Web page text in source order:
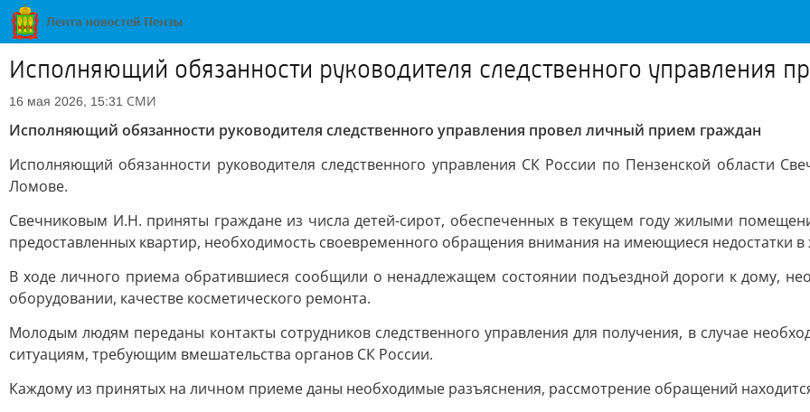
Исполняющий обязанности руководителя следственного управления
16 мая 2026, 15:31 СМИ
Исполняющий обязанности руководителя следственного управления провел личный прием граждан
Исполняющий обязанности руководителя следственного управления СК России по Пензенской области
Ломове.
Свечниковым И.Н. приняты граждане из числа детей-сирот, обеспеченных в текущем году жилыми
предоставленных квартир, необходимость своевременного обращения внимания на имеющиеся недостатки
В ходе личного приема обратившиеся сообщили о ненадлежащем состоянии подъездной дороги к дому,
оборудовании, качестве косметического ремонта.
Молодым людям переданы контакты сотрудников следственного управления для получения, в случае
ситуациям, требующим вмешательства органов СК России.
Каждому из принятых на личном приеме даны необходимые разъяснения, рассмотрение обращений